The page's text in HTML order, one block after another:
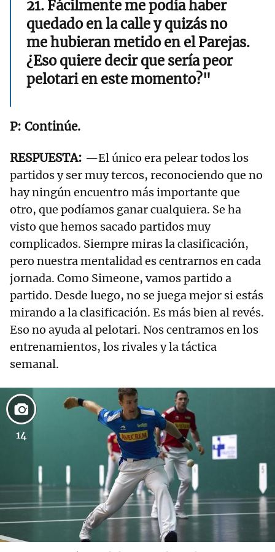
21. Fácilmente me podía haber
quedado en la calle y quizás no
me hubieran metido en el Parejas.
¿Eso quiere decir que sería peor
pelotari en este momento?"
Continúe.
—El único era pelear todos los
partidos y ser muy tercos, reconociendo que no
hay ningún encuentro más importante que
otro, que podíamos ganar cualquiera. Se ha
visto que hemos sacado partidos muy
complicados. Siempre miras la clasificación,
pero nuestra mentalidad es centrarnos en cada
jornada. Como Simeone, vamos partido a
partido. Desde luego, no se juega mejor si estás
mirando a la clasificación. Es más bien al revés.
Eso no ayuda al pelotari. Nos centramos en los
entrenamientos, los rivales y la táctica
semanal.
14